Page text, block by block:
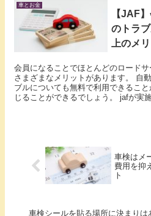
車とお金
【JAF
のトラ
上のメ
会員になることでほとんどのロードサ
さまざまなメリットがあります。 自
ブルについても無料で利用できるこ
じることができるでしょう。 jafが実
車検はメ
費用を抑
ト
車検シールを貼る場所に決まりは